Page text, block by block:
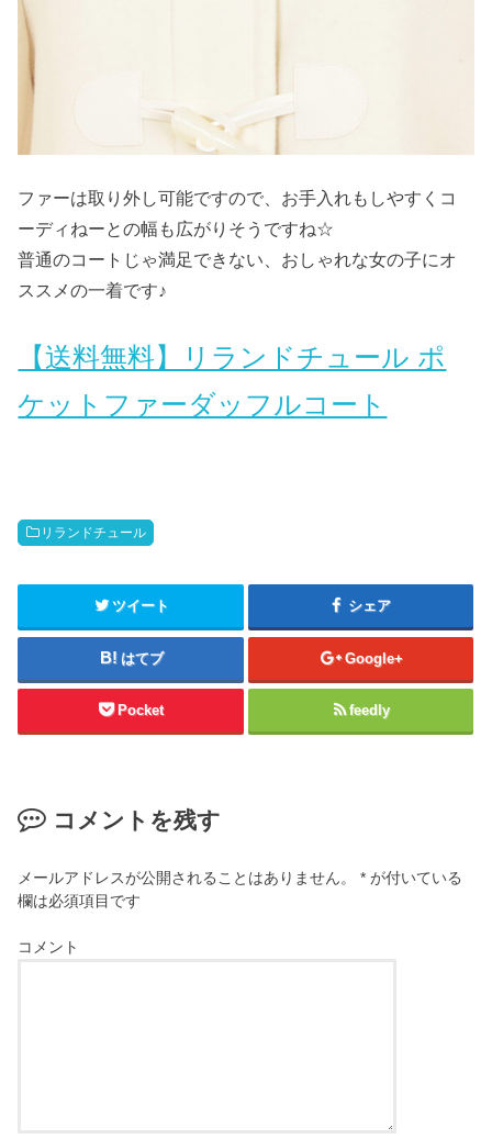
ファーは取り外し可能ですので、お手入れもしやすくコ
ーディねーとの幅も広がりそうですね☆
普通のコートじゃ満足できない、おしゃれな女の子にオ
ススメの一着です♪
【送料無料】リランドチュール ポ
ケットファーダッフルコート
リランドチュール
ツイート シェア
はてブ Google+
Pocket feedly
コメントを残す
メールアドレスが公開されることはありません。 * が付いている
欄は必須項目です
コメント